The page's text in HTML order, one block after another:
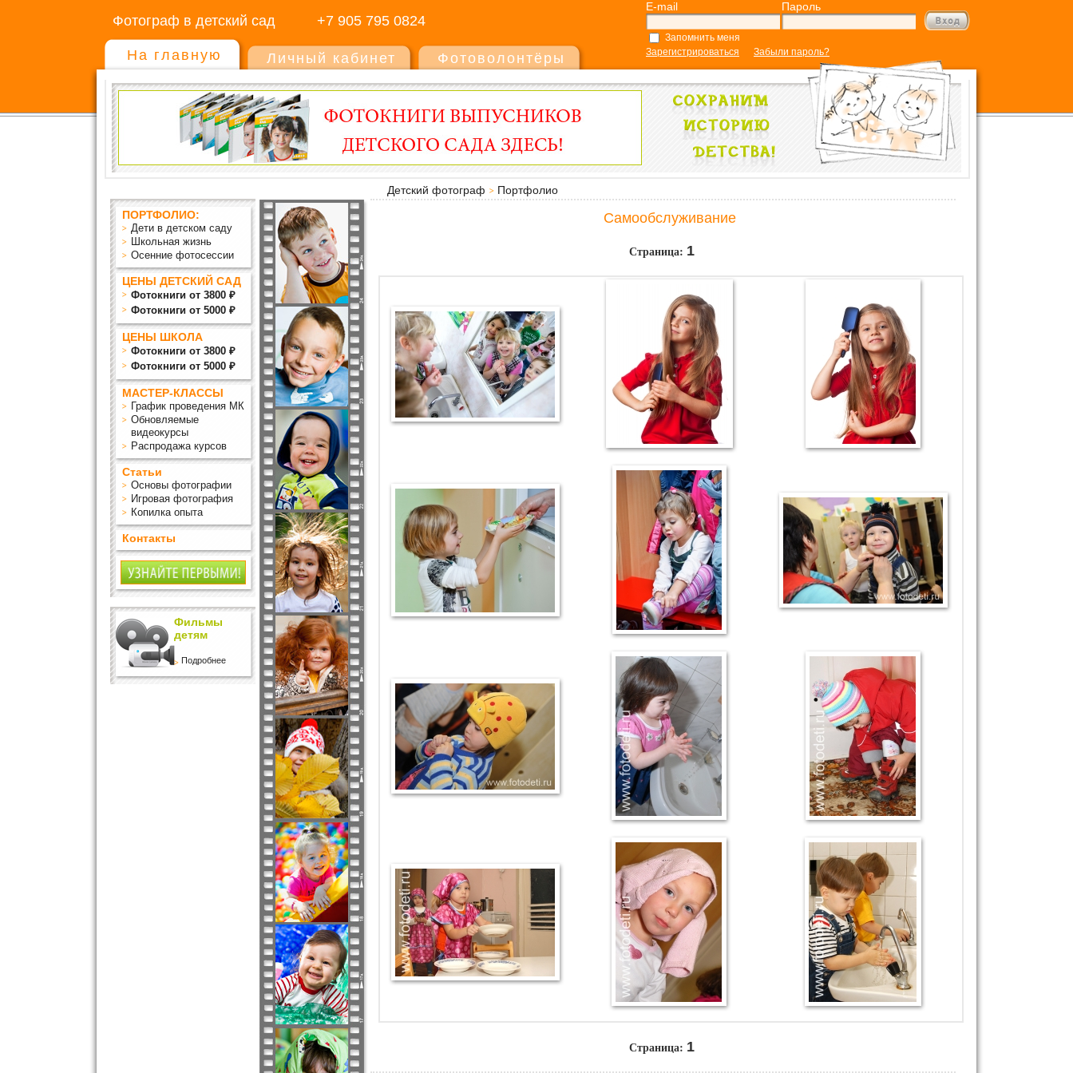
Фотограф в детский сад +7 905 795 0824
E-mail Пароль
Запомнить меня
Зарегистрироваться
Забыли пароль?
На главную Личный кабинет Фотоволонтёры
Детский фотограф
Портфолио
ПОРТФОЛИО:
Дети в детском саду
Школьная жизнь
Осенние фотосессии
ЦЕНЫ ДЕТСКИЙ САД
Фотокниги от 3800 ₽
Фотокниги от 5000 ₽
ЦЕНЫ ШКОЛА
Фотокниги от 3800 ₽
Фотокниги от 5000 ₽
МАСТЕР-КЛАССЫ
График проведения МК
Обновляемые
видеокурсы
Распродажа курсов
Статьи
Основы фотографии
Игровая фотография
Копилка опыта
Контакты
Фильмы
детям
Подробнее
Самообслуживание
Страница: 1
Страница: 1